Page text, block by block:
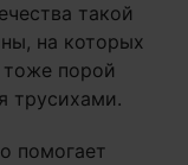
такой
на которых
тоже порой
трусихами.
помогает